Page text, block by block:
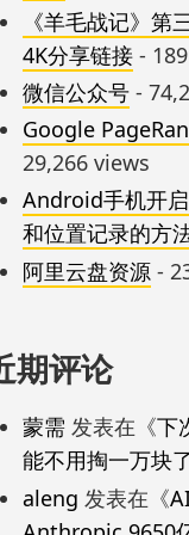
《羊毛战记》第
4K分享链接-
微信公众号-
Google
29,266 views
Android手机开
和位置记录的方
阿里云盘资源-
期评论
蒙需发表在《下
能不用掏一万块
aleng 发表在《